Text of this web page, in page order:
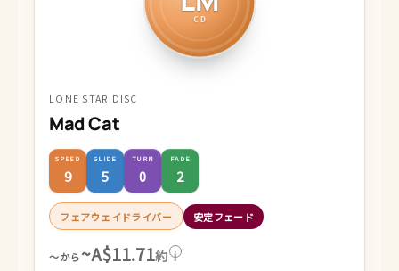
CD
LONE STAR DISC
Mad Cat
SPEED
9
GLIDE
5
TURN
0
FADE
2
フェアウェイドライバー 安定フェード
～から~A$11.71約 i